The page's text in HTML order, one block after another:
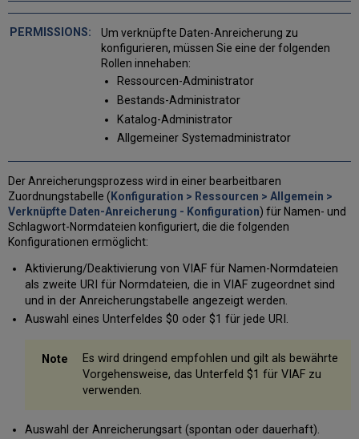
konfigurieren
Festlegen
Konfiguration
von
URIs
Ausführen
von
Normalisierungsregeln
Löschen
von
URIs
Liste
Liste
exportieren
Spaltenanzeige
Um verknüpfte Daten-Anreicherung zu
konfigurieren, müssen Sie eine der folgenden
Rollen innehaben:
Ressourcen-Administrator
Bestands-Administrator
Katalog-Administrator
Allgemeiner Systemadministrator
Der Anreicherungsprozess wird in einer bearbeitbaren
Zuordnungstabelle ( Konfiguration > Ressourcen > Allgemein >
Verknüpfte Daten-Anreicherung - Konfiguration) für Namen- und
Schlagwort-Normdateien konfiguriert, die die folgenden
Konfigurationen ermöglicht:
Aktivierung/Deaktivierung von VIAF für Namen-Normdateien
als zweite URI für Normdateien, die in VIAF zugeordnet sind
und in der Anreicherungstabelle angezeigt werden.
Auswahl eines Unterfeldes $0 oder $1 für jede URI.
Es wird dringend empfohlen und gilt als bewährte
Vorgehensweise, das Unterfeld $1 für VIAF zu
verwenden.
Auswahl der Anreicherungsart (spontan oder dauerhaft).